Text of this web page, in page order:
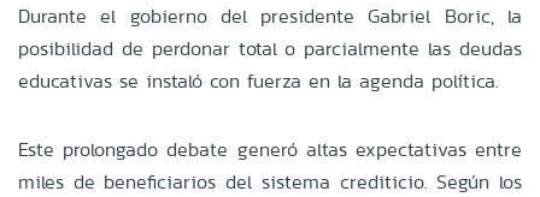
Durante el gobierno del presidente Gabriel Boric, la
posibilidad de perdonar total o parcialmente las deudas
educativas se instaló con fuerza en la agenda política.
Este prolongado debate generó altas expectativas entre
miles de beneficiarios del sistema crediticio. Según los